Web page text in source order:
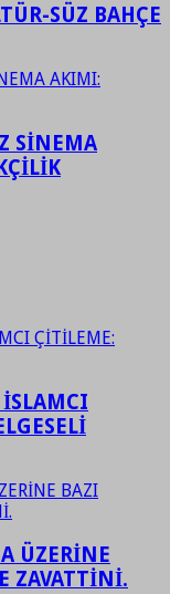
SÜZ BAHÇE
SİNEMA
İSLAMCI
ÜZERİNE
ZAVATTİNİ.